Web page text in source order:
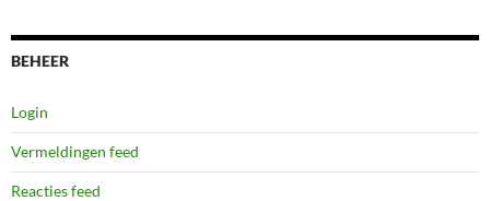
BEHEER
Login
Vermeldingen feed
Reacties feed